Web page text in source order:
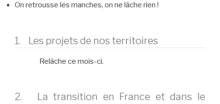
On retrousse les manches, on ne lâche rien !
1. Les projets de nos territoires
Relâche ce mois-ci.
2. La transition en France et dans le